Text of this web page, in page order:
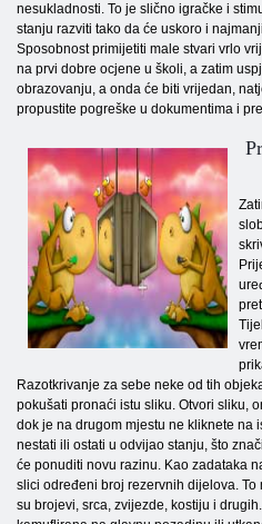
nesukladnosti. To je slično igračke i
stanju razviti tako da će uskoro i
Sposobnost primijetiti male stvari vrlo
na prvi dobre ocjene u školi, a zatim
obrazovanju, a onda će biti vrijedan,
propustite pogreške u dokumentima i
Razotkrivanje za sebe neke od tih
pokušati pronaći istu sliku. Otvori sliku,
dok je na drugom mjestu ne kliknete na
nestati ili ostati u odvijao stanju, što
će ponuditi novu razinu. Kao zadataka
slici određeni broj rezervnih dijelova.
su brojevi, srca, zvijezde, kostiju i